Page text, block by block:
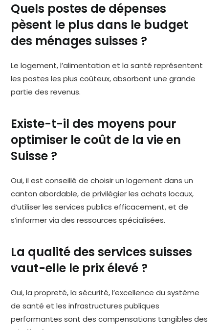
Quels postes de dépenses
pèsent le plus dans le budget
des ménages suisses ?
Le logement, l’alimentation et la santé représentent
les postes les plus coûteux, absorbant une grande
partie des revenus.
Existe-t-il des moyens pour
optimiser le coût de la vie en
Suisse ?
Oui, il est conseillé de choisir un logement dans un
canton abordable, de privilégier les achats locaux,
d’utiliser les services publics efficacement, et de
s’informer via des ressources spécialisées.
La qualité des services suisses
vaut-elle le prix élevé ?
Oui, la propreté, la sécurité, l’excellence du système
de santé et les infrastructures publiques
performantes sont des compensations tangibles des